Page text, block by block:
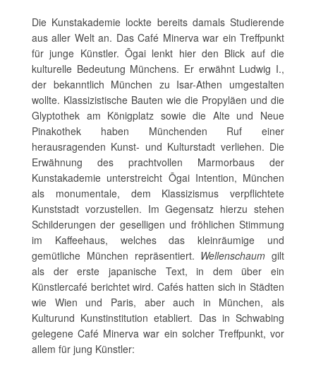
Die Kunstakademie lockte bereits damals Studierende
aus aller Welt an. Das Café Minerva war ein Treffpunkt
für junge Künstler. Ōgai lenkt hier den Blick auf die
kulturelle Bedeutung Münchens. Er erwähnt Ludwig I.,
der bekanntlich München zu Isar-Athen umgestalten
wollte. Klassizistische Bauten wie die Propyläen und die
Glyptothek am Königplatz sowie die Alte und Neue
Pinakothek haben Münchenden Ruf einer
herausragenden Kunst- und Kulturstadt verliehen. Die
Erwähnung des prachtvollen Marmorbaus der
Kunstakademie unterstreicht Ōgai Intention, München
als monumentale, dem Klassizismus verpflichtete
Kunststadt vorzustellen. Im Gegensatz hierzu stehen
Schilderungen der geselligen und fröhlichen Stimmung
im Kaffeehaus, welches das kleinräumige und
gemütliche München repräsentiert. Wellenschaum gilt
als der erste japanische Text, in dem über ein
Künstlercafé berichtet wird. Cafés hatten sich in Städten
wie Wien und Paris, aber auch in München, als
Kulturund Kunstinstitution etabliert. Das in Schwabing
gelegene Café Minerva war ein solcher Treffpunkt, vor
allem für jung Künstler: